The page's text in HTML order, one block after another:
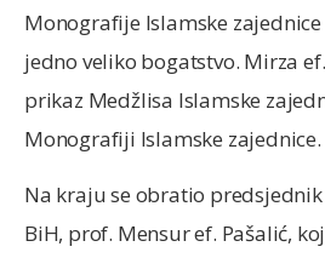
Monografije Islamske
jedno veliko bogatstvo. Mirza
prikaz Medžlisa Islamske
Monografiji Islamske zajednice.
Na kraju se obratio
BiH, prof. Mensur ef. Pašalić,